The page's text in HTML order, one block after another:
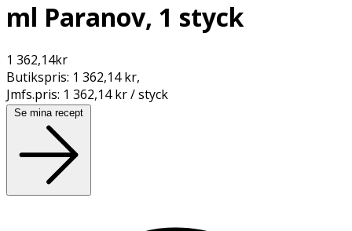
ml Paranov, 1 styck
1 362,14kr
Butikspris: 1 362,14 kr,
Jmfs.pris: 1 362,14 kr / styck
Se mina recept